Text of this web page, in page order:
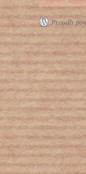
Proudly